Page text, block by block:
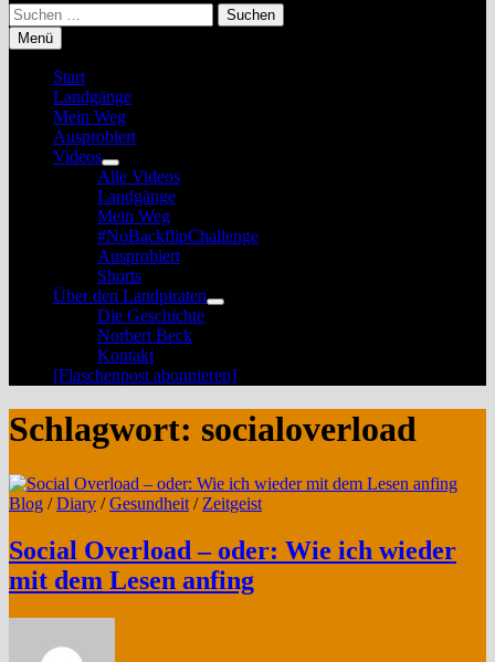
Suchen
nach:
Menü
Start
Landgänge
Mein Weg
Ausprobiert
Videos
Untermenü
anzeigen
Alle Videos
Landgänge
Mein Weg
#NoBackflipChallenge
Ausprobiert
Shorts
Über den Landpiraten
Untermenü
Die Geschichte
Norbert Beck
Kontakt
[Flaschenpost abonnieren]
Schlagwort: socialoverload
Blog /Diary /Gesundheit / Zeitgeist
Social Overload – oder: Wie ich wieder
mit dem Lesen anfing